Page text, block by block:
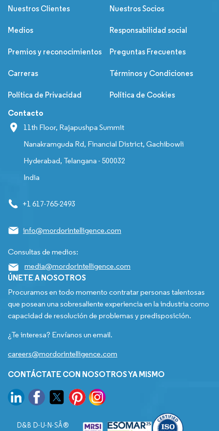
Nuestros Clientes Nuestros Socios
Medios Responsabilidad social
Premios y reconocimientos Preguntas Frecuentes
Carreras Términos y Condiciones
Política de Privacidad Política de Cookies
Contacto
11th Floor, Rajapushpa Summit
Nanakramguda Rd, Financial District, Gachibowli
Hyderabad, Telangana - 500032
India
+1 617-765-2493
info@mordorintelligence.com
Consultas de medios:
media@mordorintelligence.com
ÚNETE A NOSOTROS
Procuramos en todo momento contratar personas talentosas
que posean una sobresaliente experiencia en la industria como
capacidad de resolución de problemas y predisposición.
¿Te interesa? Envíanos un email.
careers@mordorintelligence.com
CONTÁCTATE CON NOSOTROS YA MISMO
D&B D-U-N-SÂ®